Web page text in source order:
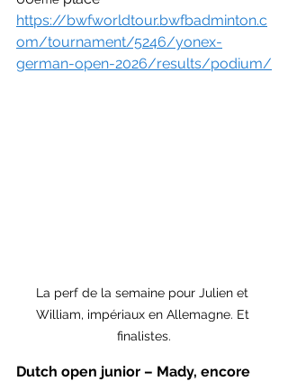
https://bwfworldtour.bwfbadminton.c
om/tournament/5246/yonex-
german-open-2026/results/podium/
La perf de la semaine pour Julien et
William, impériaux en Allemagne. Et
finalistes.
Dutch open junior – Mady, encore